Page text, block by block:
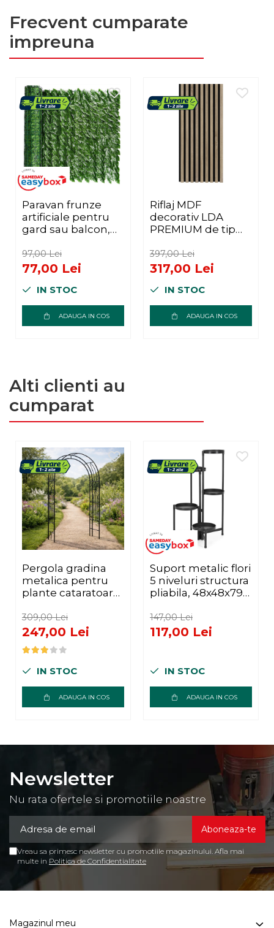
Frecvent cumparate
impreuna
Paravan frunze
artificiale pentru
gard sau balcon,
rezistent UV, 50
cleme incluse,
100x300 cm, verde
97,00 Lei
77,00 Lei
IN STOC
ADAUGA IN COS
Riflaj MDF
decorativ LDA
PREMIUM de tip
Stejar Sonoma,
260x40 cm
397,00 Lei
317,00 Lei
IN STOC
ADAUGA IN COS
Alti clienti au
cumparat
Pergola gradina
metalica pentru
plante cataratoare,
electrostatic,
145x38x240 cm,
verde
309,00 Lei
247,00 Lei
IN STOC
ADAUGA IN COS
Suport metalic flori
5 niveluri structura
pliabila, 48x48x79
suruburi, negru
147,00 Lei
117,00 Lei
IN STOC
ADAUGA IN COS
Newsletter
Nu rata ofertele si promotiile noastre
Vreau sa primesc newsletter cu promotiile magazinului. Afla mai
multe in Politica de Confidentialitate
Magazinul meu